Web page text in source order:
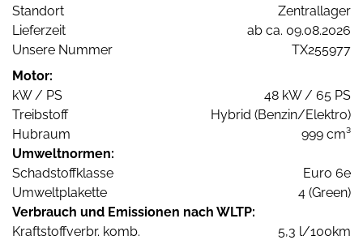
Standort
Zentrallager
Lieferzeit
ab ca. 09.08.2026
Unsere Nummer
TX255977
Motor:
kW / PS
48 kW / 65 PS
Treibstoff
Hybrid (Benzin/Elektro)
Hubraum
999 cm³
Umweltnormen:
Schadstoffklasse
Euro 6e
Umweltplakette
4 (Green)
Verbrauch und Emissionen nach WLTP:
Kraftstoffverbr. komb.
5,3 l/100km